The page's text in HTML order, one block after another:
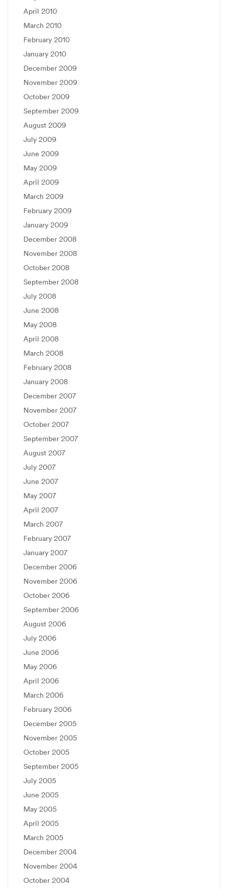
April 2010
March 2010
February 2010
January 2010
December 2009
November 2009
October 2009
September 2009
August 2009
July 2009
June 2009
May 2009
April 2009
March 2009
February 2009
January 2009
December 2008
November 2008
October 2008
September 2008
July 2008
June 2008
May 2008
April 2008
March 2008
February 2008
January 2008
December 2007
November 2007
October 2007
September 2007
August 2007
July 2007
June 2007
May 2007
April 2007
March 2007
February 2007
January 2007
December 2006
November 2006
October 2006
September 2006
August 2006
July 2006
June 2006
May 2006
April 2006
March 2006
February 2006
December 2005
November 2005
October 2005
September 2005
July 2005
June 2005
May 2005
April 2005
March 2005
December 2004
November 2004
October 2004